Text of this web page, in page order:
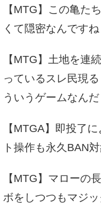
【MTG】この亀た
くて隠密なんですね
【MTG】土地を連
っているスレ民現
ういうゲームなんだ
【MTGA】即投了
ト操作も永久BAN
【MTG】マローの
ボをしつつもマジ